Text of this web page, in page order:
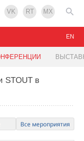
VK RT MX
EN
STOUT в
Все мероприятия